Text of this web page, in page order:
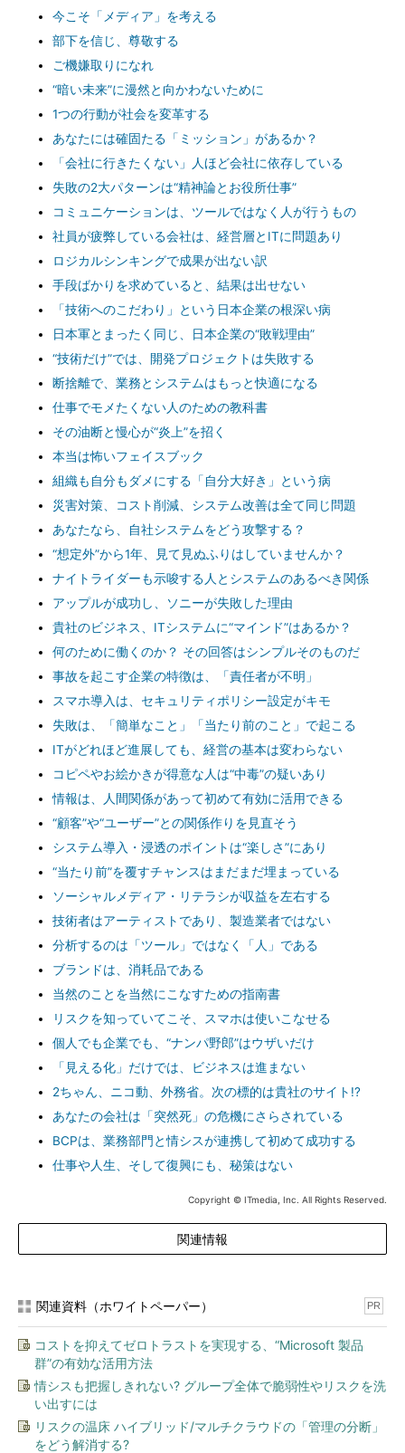
今こそ「メディア」を考える
部下を信じ、尊敬する
ご機嫌取りになれ
“暗い未来”に漫然と向かわないために
1つの行動が社会を変革する
あなたには確固たる「ミッション」があるか？
「会社に行きたくない」人ほど会社に依存している
失敗の2大パターンは“精神論とお役所仕事”
コミュニケーションは、ツールではなく人が行うもの
社員が疲弊している会社は、経営層とITに問題あり
ロジカルシンキングで成果が出ない訳
手段ばかりを求めていると、結果は出せない
「技術へのこだわり」という日本企業の根深い病
日本軍とまったく同じ、日本企業の“敗戦理由”
“技術だけ”では、開発プロジェクトは失敗する
断捨離で、業務とシステムはもっと快適になる
仕事でモメたくない人のための教科書
その油断と慢心が“炎上”を招く
本当は怖いフェイスブック
組織も自分もダメにする「自分大好き」という病
災害対策、コスト削減、システム改善は全て同じ問題
あなたなら、自社システムをどう攻撃する？
“想定外”から1年、見て見ぬふりはしていませんか？
ナイトライダーも示唆する人とシステムのあるべき関係
アップルが成功し、ソニーが失敗した理由
貴社のビジネス、ITシステムに“マインド”はあるか？
何のために働くのか？ その回答はシンプルそのものだ
事故を起こす企業の特徴は、「責任者が不明」
スマホ導入は、セキュリティポリシー設定がキモ
失敗は、「簡単なこと」「当たり前のこと」で起こる
ITがどれほど進展しても、経営の基本は変わらない
コピペやお絵かきが得意な人は“中毒”の疑いあり
情報は、人間関係があって初めて有効に活用できる
“顧客”や“ユーザー”との関係作りを見直そう
システム導入・浸透のポイントは“楽しさ”にあり
“当たり前”を覆すチャンスはまだまだ埋まっている
ソーシャルメディア・リテラシが収益を左右する
技術者はアーティストであり、製造業者ではない
分析するのは「ツール」ではなく「人」である
ブランドは、消耗品である
当然のことを当然にこなすための指南書
リスクを知っていてこそ、スマホは使いこなせる
個人でも企業でも、“ナンパ野郎”はウザいだけ
「見える化」だけでは、ビジネスは進まない
2ちゃん、ニコ動、外務省。次の標的は貴社のサイト!?
あなたの会社は「突然死」の危機にさらされている
BCPは、業務部門と情シスが連携して初めて成功する
仕事や人生、そして復興にも、秘策はない
Copyright © ITmedia, Inc. All Rights Reserved.
関連情報
関連資料（ホワイトペーパー） PR
コストを抑えてゼロトラストを実現する、“Microsoft 製品
群”の有効な活用方法
情シスも把握しきれない? グループ全体で脆弱性やリスクを洗
い出すには
リスクの温床 ハイブリッド/マルチクラウドの「管理の分断」
をどう解消する?